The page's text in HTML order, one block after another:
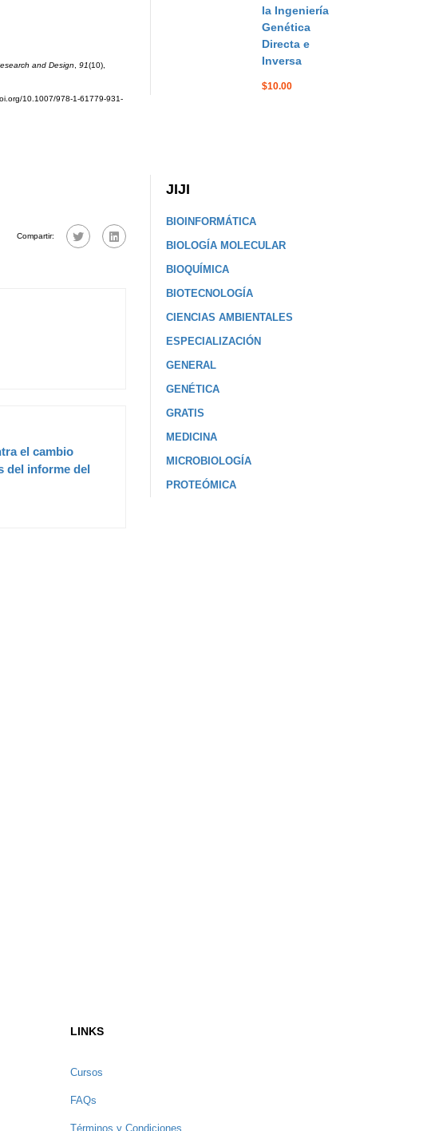
and Design 91(10),
10.1007/978-1-61779-931-
Compartir:
el cambio
del informe del
la Ingeniería
Genética
Directa e
Inversa
$10.00
JIJI
BIOINFORMÁTICA
BIOLOGÍA MOLECULAR
BIOQUÍMICA
BIOTECNOLOGÍA
CIENCIAS AMBIENTALES
ESPECIALIZACIÓN
GENERAL
GENÉTICA
GRATIS
MEDICINA
MICROBIOLOGÍA
PROTEÓMICA
LINKS
Cursos
FAQs
Términos y Condiciones